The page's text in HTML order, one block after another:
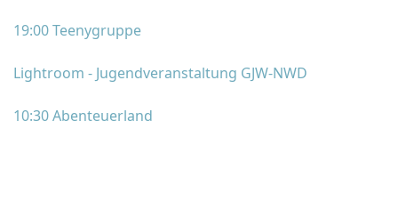
19:00 Teenygruppe
Lightroom - Jugendveranstaltung GJW-NWD
10:30 Abenteuerland